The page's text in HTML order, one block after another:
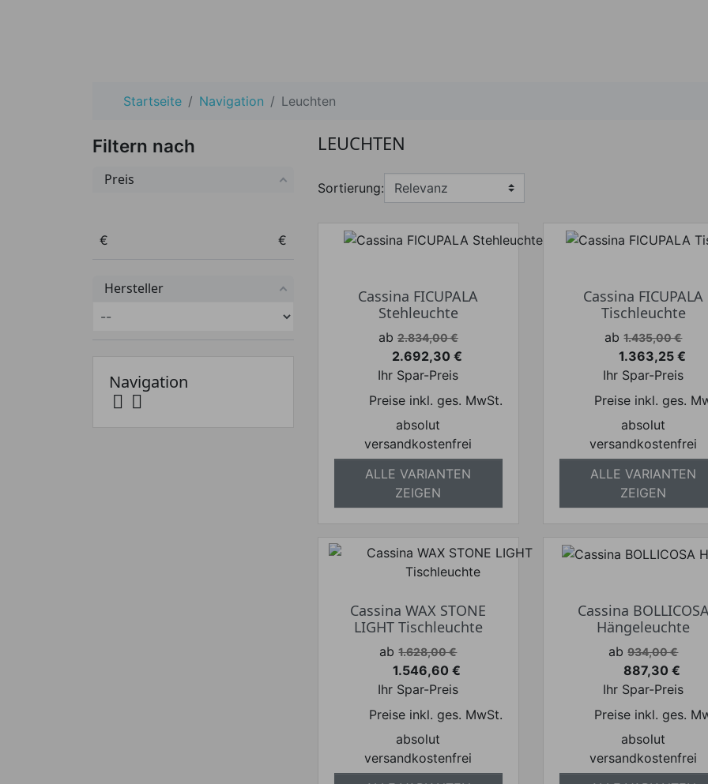
Startseite Navigation Leuchten
Filtern nach
Preis
Preis von
€ Preis bis
€
Hersteller
Navigation
 
LEUCHTEN
Sortierung:
Cassina FICUPALA
Stehleuchte
Verkaufspreis
ab 2.834,00 €
Preis
2.692,30 €
Ihr Spar-Preis
Preise inkl. ges. MwSt.
absolut
versandkostenfrei
ALLE VARIANTEN
ZEIGEN
Cassina FICUPALA
Tischleuchte
Verkaufspreis
ab 1.435,00 €
Preis
1.363,25 €
Ihr Spar-Preis
Preise inkl. ges.
absolut
versandkostenfrei
ALLE VARIANTEN
ZEIGEN
Cassina WAX STONE
LIGHT Tischleuchte
Verkaufspreis
ab 1.628,00 €
Preis
1.546,60 €
Ihr Spar-Preis
Preise inkl. ges. MwSt.
absolut
versandkostenfrei
Cassina
Hängeleuchte
Verkaufspreis
ab 934,00 €
Preis
887,30 €
Ihr Spar-Preis
Preise inkl. ges.
absolut
versandkostenfrei